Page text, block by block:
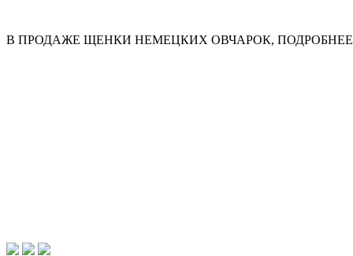
В ПРОДАЖЕ ЩЕНКИ НЕМЕЦКИХ ОВЧАРОК, ПОДРОБНЕЕ